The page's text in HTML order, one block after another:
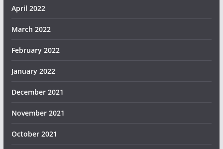
April 2022
March 2022
February 2022
January 2022
December 2021
November 2021
October 2021